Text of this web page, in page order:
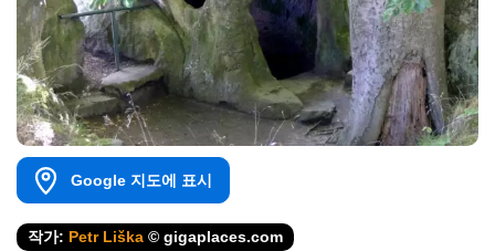
Google 지도에 표시
작가: Petr Liška © gigaplaces.com